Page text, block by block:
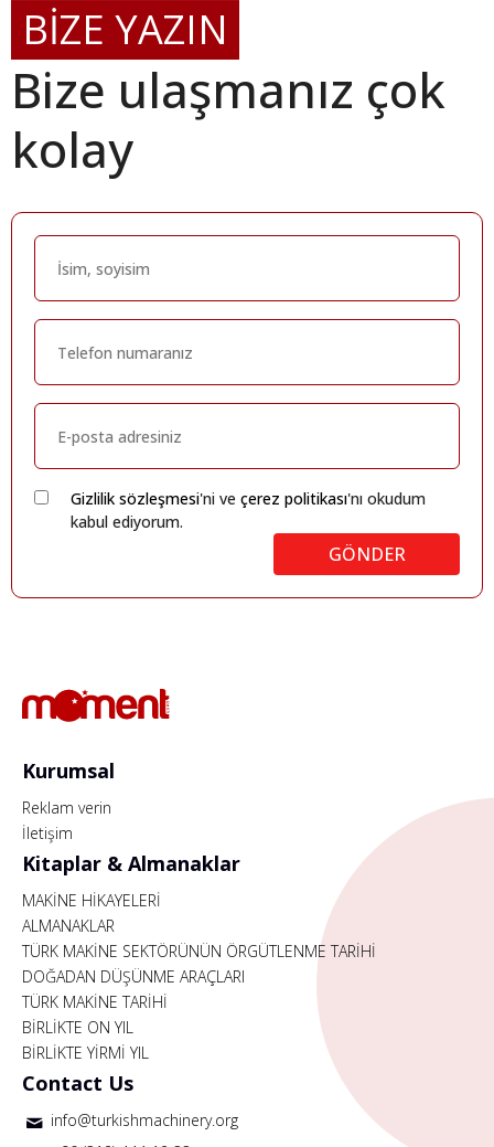
BİZE YAZIN
Bize ulaşmanız çok
kolay
Gizlilik sözleşmesi'ni ve çerez politikası'nı okudum
kabul ediyorum.
GÖNDER
Kurumsal
Reklam verin
İletişim
Kitaplar & Almanaklar
MAKİNE HİKAYELERİ
ALMANAKLAR
TÜRK MAKİNE SEKTÖRÜNÜN ÖRGÜTLENME TARİHİ
DOĞADAN DÜŞÜNME ARAÇLARI
TÜRK MAKİNE TARİHİ
BİRLİKTE ON YIL
BİRLİKTE YİRMİ YIL
Contact Us
info@turkishmachinery.org